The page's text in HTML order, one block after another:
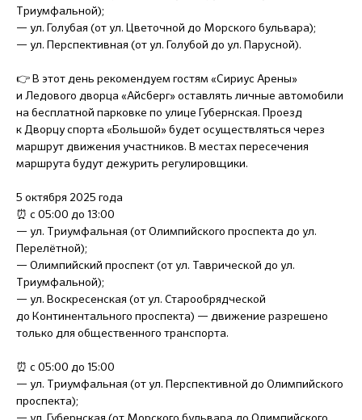
Триумфальной);
— ул. Голубая (от ул. Цветочной до Морского бульвара);
— ул. Перспективная (от ул. Голубой до ул. Парусной).
👉 В этот день рекомендуем гостям «Сириус Арены»
и Ледового дворца «Айсберг» оставлять личные автомобили
на бесплатной парковке по улице Губернская. Проезд
к Дворцу спорта «Большой» будет осуществляться через
маршрут движения участников. В местах пересечения
маршрута будут дежурить регулировщики.
5 октября 2025 года
⏰ с 05:00 до 13:00
— ул. Триумфальная (от Олимпийского проспекта до ул.
Перелётной);
— Олимпийский проспект (от ул. Таврической до ул.
Триумфальной);
— ул. Воскресенская (от ул. Старообрядческой
до Континентального проспекта) — движение разрешено
только для общественного транспорта.
⏰ с 05:00 до 15:00
— ул. Триумфальная (от ул. Перспективной до Олимпийского
проспекта);